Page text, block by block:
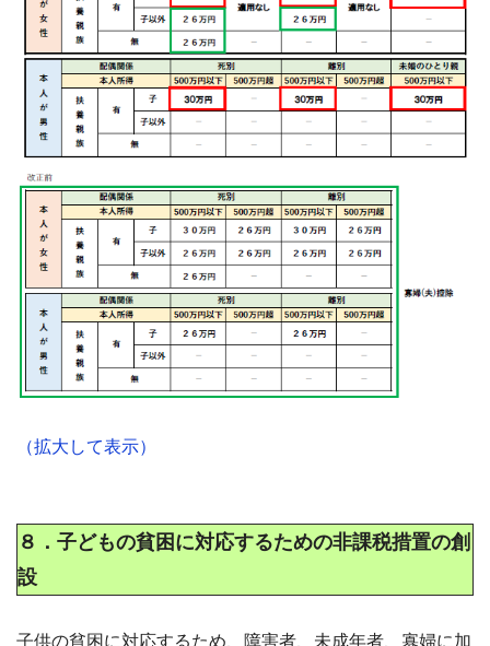
（拡大して表示）
８．子どもの貧困に対応するための非課税措置の創
設
子供の貧困に対応するため、障害者、未成年者、寡婦に加